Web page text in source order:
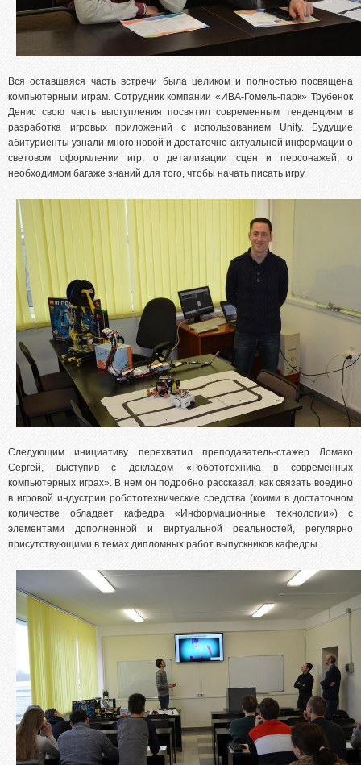
Вся оставшаяся часть встречи была целиком и полностью посвящена
компьютерным играм. Сотрудник компании «ИВА-Гомель-парк» Трубенок
Денис свою часть выступления посвятил современным тенденциям в
разработка игровых приложений с использованием Unity. Будущие
абитуриенты узнали много новой и достаточно актуальной информации о
световом оформлении игр, о детализации сцен и персонажей, о
необходимом багаже знаний для того, чтобы начать писать игру.
Следующим инициативу перехватил преподаватель-стажер Ломако
Сергей, выступив с докладом «Робототехника в современных
компьютерных играх». В нем он подробно рассказал, как связать воедино
в игровой индустрии робототехнические средства (коими в достаточном
количестве обладает кафедра «Информационные технологии») с
элементами дополненной и виртуальной реальностей, регулярно
присутствующими в темах дипломных работ выпускников кафедры.